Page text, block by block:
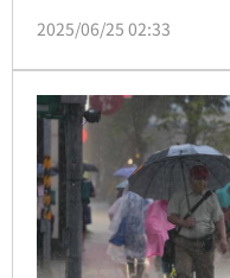
機率，請注意雷擊、強
2025/06/25 02:33